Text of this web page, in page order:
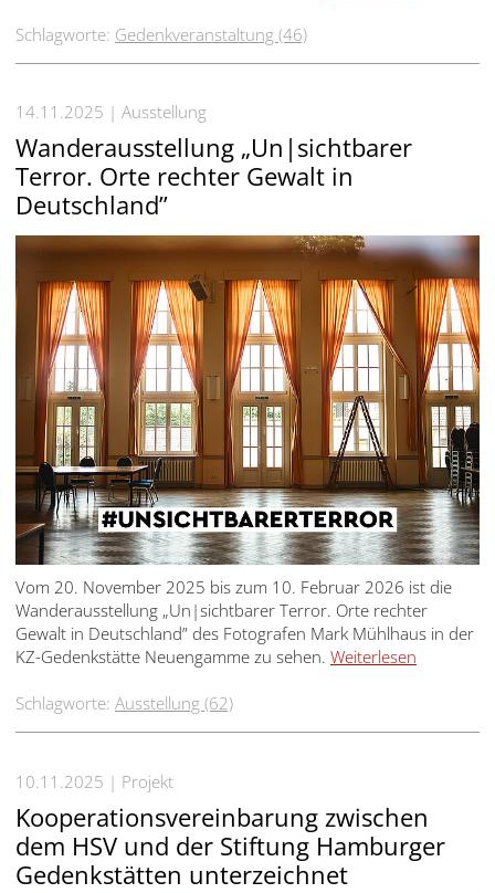
Schlagworte: Gedenkveranstaltung (46)
14.11.2025 Ausstellung
Wanderausstellung „Un|sichtbarer
Terror. Orte rechter Gewalt in
Deutschland”
Vom 20. November 2025 bis zum 10. Februar 2026 ist die
Wanderausstellung „Un|sichtbarer Terror. Orte rechter
Gewalt in Deutschland” des Fotografen Mark Mühlhaus in der
KZ-Gedenkstätte Neuengamme zu sehen. Weiterlesen
Schlagworte: Ausstellung (62)
10.11.2025 Projekt
Kooperationsvereinbarung zwischen
dem HSV und der Stiftung Hamburger
Gedenkstätten unterzeichnet